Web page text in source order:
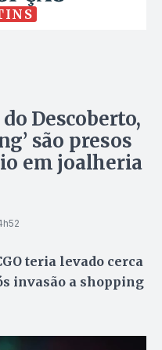
Descoberto,
são presos
em joalheria
teria levado cerca
invasão a shopping